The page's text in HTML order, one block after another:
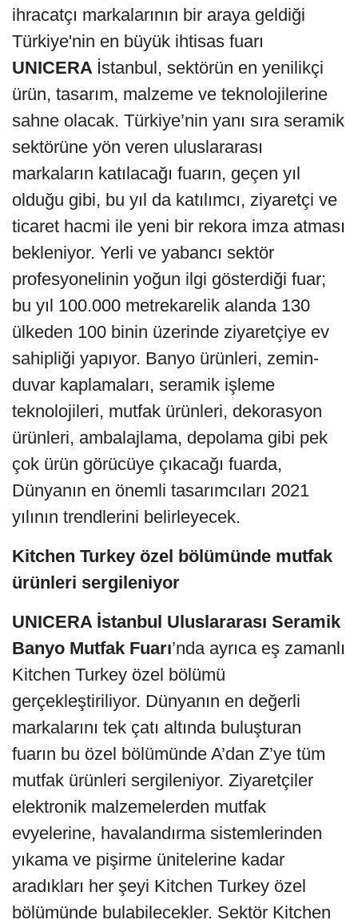
ihracatçı markalarının bir araya geldiği
Türkiye'nin en büyük ihtisas fuarı
UNICERA İstanbul, sektörün en yenilikçi
ürün, tasarım, malzeme ve teknolojilerine
sahne olacak. Türkiye’nin yanı sıra seramik
sektörüne yön veren uluslararası
markaların katılacağı fuarın, geçen yıl
olduğu gibi, bu yıl da katılımcı, ziyaretçi ve
ticaret hacmi ile yeni bir rekora imza atması
bekleniyor. Yerli ve yabancı sektör
profesyonelinin yoğun ilgi gösterdiği fuar;
bu yıl 100.000 metrekarelik alanda 130
ülkeden 100 binin üzerinde ziyaretçiye ev
sahipliği yapıyor. Banyo ürünleri, zemin-
duvar kaplamaları, seramik işleme
teknolojileri, mutfak ürünleri, dekorasyon
ürünleri, ambalajlama, depolama gibi pek
çok ürün görücüye çıkacağı fuarda,
Dünyanın en önemli tasarımcıları 2021
yılının trendlerini belirleyecek.
Kitchen Turkey özel bölümünde mutfak
ürünleri sergileniyor
UNICERA İstanbul Uluslararası Seramik
Banyo Mutfak Fuarı’nda ayrıca eş zamanlı
Kitchen Turkey özel bölümü
gerçekleştiriliyor. Dünyanın en değerli
markalarını tek çatı altında buluşturan
fuarın bu özel bölümünde A’dan Z’ye tüm
mutfak ürünleri sergileniyor. Ziyaretçiler
elektronik malzemelerden mutfak
evyelerine, havalandırma sistemlerinden
yıkama ve pişirme ünitelerine kadar
aradıkları her şeyi Kitchen Turkey özel
bölümünde bulabilecekler. Sektör Kitchen